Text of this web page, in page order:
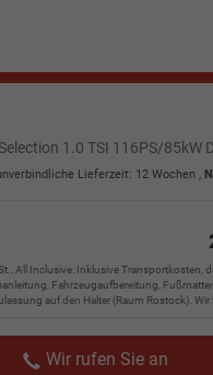
Selection 1.0 TSI 116PS/85kW
Lieferzeit: 12 Wochen ,
All Inclusive: Inklusive Transportkosten,
Fahrzeugaufbereitung,
auf den Halter (Raum Rostock). Wir
Wir rufen Sie an